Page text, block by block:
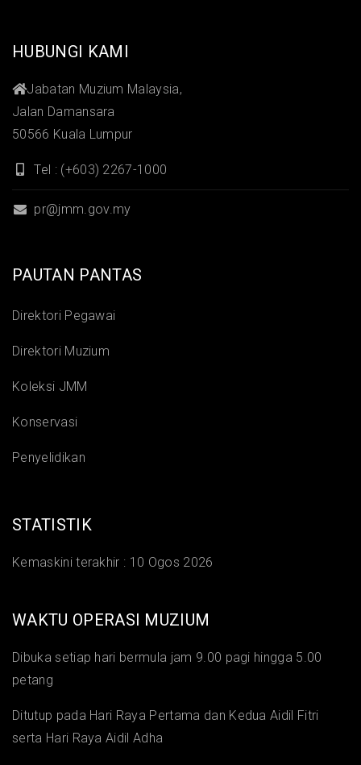
HUBUNGI KAMI
Jabatan Muzium Malaysia,
Jalan Damansara
50566 Kuala Lumpur
Tel : (+603) 2267-1000
pr@jmm.gov.my
PAUTAN PANTAS
Direktori Pegawai
Direktori Muzium
Koleksi JMM
Konservasi
Penyelidikan
STATISTIK
Kemaskini terakhir : 10 Ogos 2026
WAKTU OPERASI MUZIUM
Dibuka setiap hari bermula jam 9.00 pagi hingga 5.00
petang
Ditutup pada Hari Raya Pertama dan Kedua Aidil Fitri
serta Hari Raya Aidil Adha